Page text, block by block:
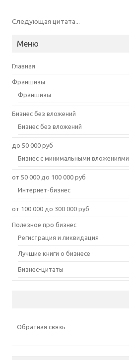
Следующая цитата...
Меню
Главная
Франшизы
Франшизы
Бизнес без вложений
Бизнес без вложений
до 50 000 руб
Бизнес с минимальными вложениями
от 50 000 до 100 000 руб
Интернет-бизнес
от 100 000 до 300 000 руб
Полезное про бизнес
Регистрация и ликвидация
Лучшие книги о бизнесе
Бизнес-цитаты
Обратная связь